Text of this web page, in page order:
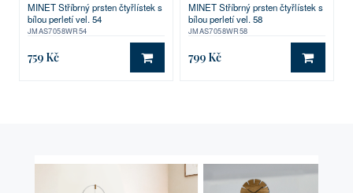
MINET Stříbrný prsten čtyřlístek s
bílou perletí vel. 54
JMAS7058WR54
759 Kč DO KOŠÍKU
MINET Stříbrný prsten čtyřlístek s
bílou perletí vel. 58
JMAS7058WR58
799 Kč DO